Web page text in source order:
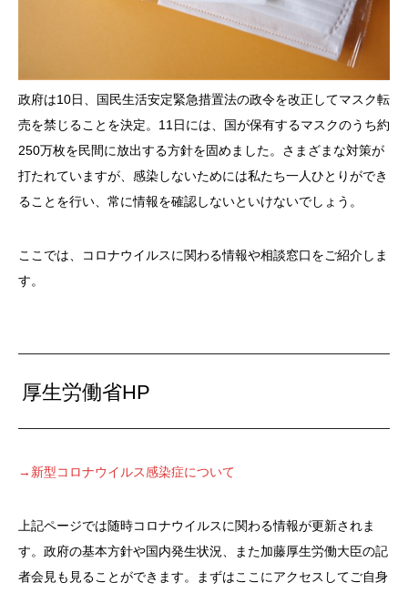
政府は10日、国民生活安定緊急措置法の政令を改正してマスク転
売を禁じることを決定。11日には、国が保有するマスクのうち約
250万枚を民間に放出する方針を固めました。さまざまな対策が
打たれていますが、感染しないためには私たち一人ひとりができ
ることを行い、常に情報を確認しないといけないでしょう。
ここでは、コロナウイルスに関わる情報や相談窓口をご紹介しま
す。
厚生労働省HP
→新型コロナウイルス感染症について
上記ページでは随時コロナウイルスに関わる情報が更新されま
す。政府の基本方針や国内発生状況、また加藤厚生労働大臣の記
者会見も見ることができます。まずはここにアクセスしてご自身